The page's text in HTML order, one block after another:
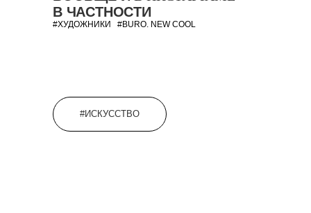
В ЧАСТНОСТИ
#ХУДОЖНИКИ #BURO. NEW COOL
#ИСКУССТВО